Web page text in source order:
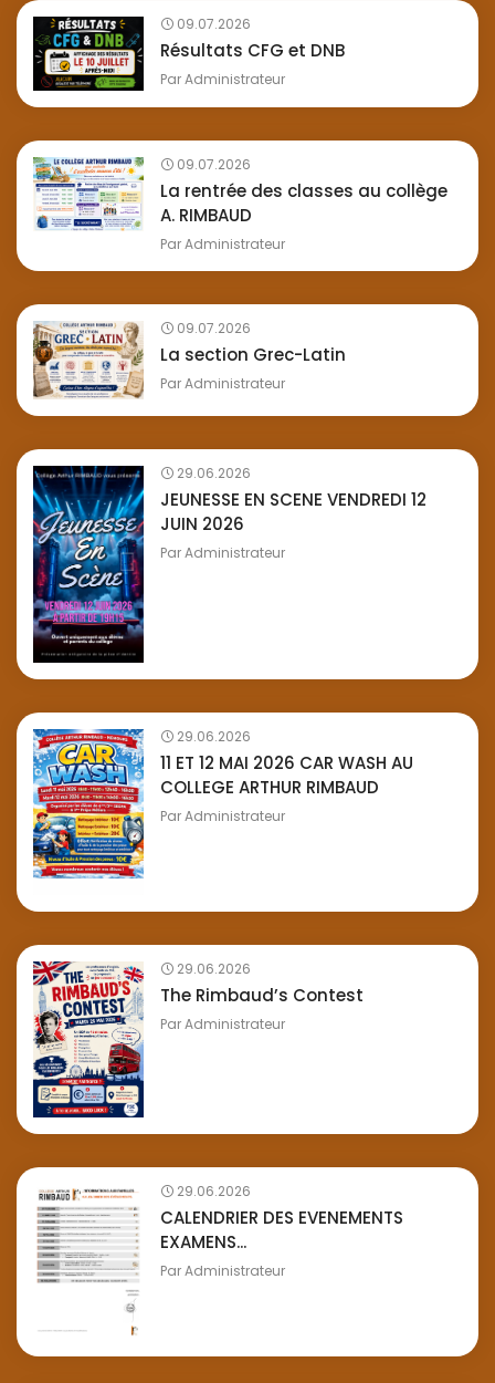
09.07.2026
Résultats CFG et DNB
ParAdministrateur
09.07.2026
La rentrée des classes au collège
A. RIMBAUD
ParAdministrateur
09.07.2026
La section Grec-Latin
ParAdministrateur
29.06.2026
JEUNESSE EN SCENE VENDREDI 12
JUIN 2026
ParAdministrateur
29.06.2026
11 ET 12 MAI 2026 CAR WASH AU
COLLEGE ARTHUR RIMBAUD
ParAdministrateur
29.06.2026
The Rimbaud’s Contest
ParAdministrateur
29.06.2026
CALENDRIER DES EVENEMENTS
EXAMENS...
ParAdministrateur